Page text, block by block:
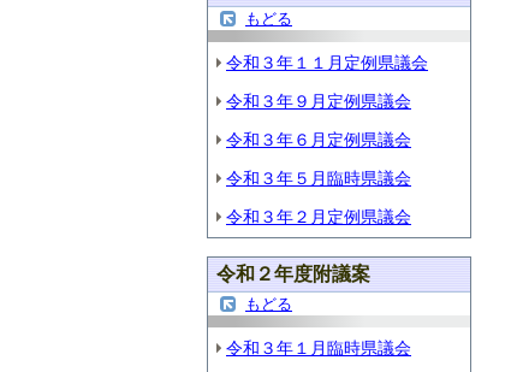
もどる
令和３年１１月定例県議会
令和３年９月定例県議会
令和３年６月定例県議会
令和３年５月臨時県議会
令和３年２月定例県議会
令和２年度附議案
もどる
令和３年１月臨時県議会